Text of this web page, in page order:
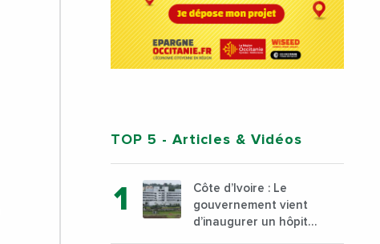
TOP 5 - Articles & Vidéos
Côte d’Ivoire : Le
gouvernement vient
d’inaugurer un hôpital